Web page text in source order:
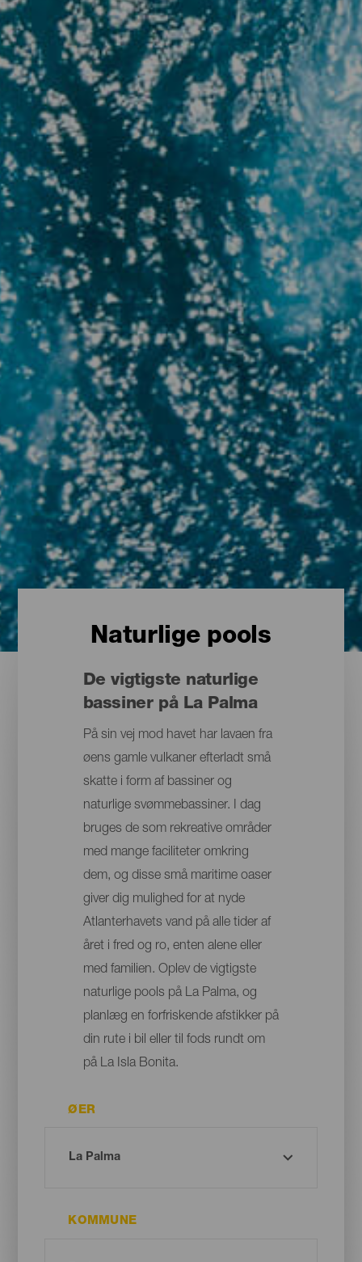
Naturlige pools
De vigtigste naturlige
bassiner på La Palma
På sin vej mod havet har lavaen fra
øens gamle vulkaner efterladt små
skatte i form af bassiner og
naturlige svømmebassiner. I dag
bruges de som rekreative områder
med mange faciliteter omkring
dem, og disse små maritime oaser
giver dig mulighed for at nyde
Atlanterhavets vand på alle tider af
året i fred og ro, enten alene eller
med familien. Oplev de vigtigste
naturlige pools på La Palma, og
planlæg en forfriskende afstikker på
din rute i bil eller til fods rundt om
på La Isla Bonita.
ØER
KOMMUNE